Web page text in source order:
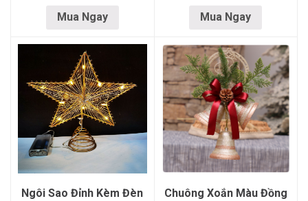
Mua Ngay Mua Ngay
Ngôi Sao Đỉnh Kèm Đèn
Chuông Xoắn Màu Đồng